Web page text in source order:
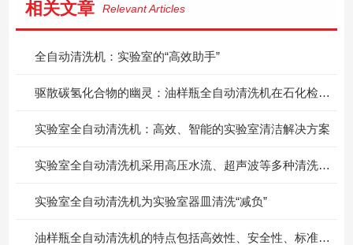
相关文章 Relevant Articles
全自动清洗机：实验室的“高效助手”
驱散碳氢化合物的幽灵：油样瓶全自动清洗机在石化检测中的硬核突围
实验室全自动清洗机：高效、智能的实验室清洁解决方案
实验室全自动清洗机采用高压水流、超声波等多种清洗方式
实验室全自动清洗机为实验室器皿清洗“减负”
油样瓶全自动清洗机的特点包括高效性、安全性、标准化和环保性